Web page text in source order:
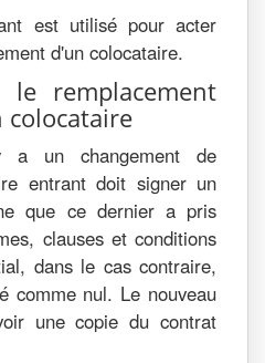
est utilisé pour acter
d'un colocataire.
le remplacement
a un changement de
entrant doit signer un
que ce dernier a pris
clauses et conditions
dans le cas contraire,
comme nul. Le nouveau
une copie du contrat